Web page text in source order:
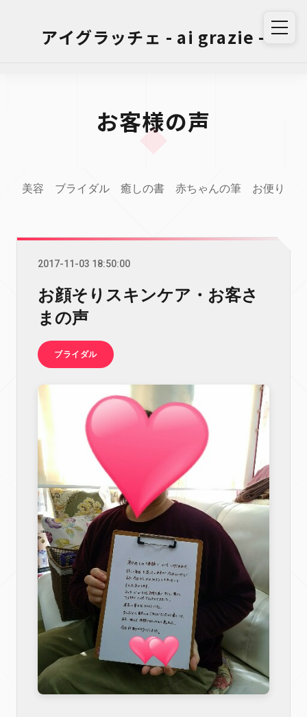
アイグラッチェ - ai grazie -
お客様の声
美容 ブライダル 癒しの書 赤ちゃんの筆 お便り
2017-11-03 18:50:00
お顔そりスキンケア・お客さ
まの声
ブライダル